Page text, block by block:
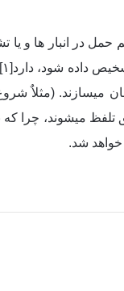
در انبار ها و
میسازند. (مثلاٌ
میشوند، چرا که
شد.